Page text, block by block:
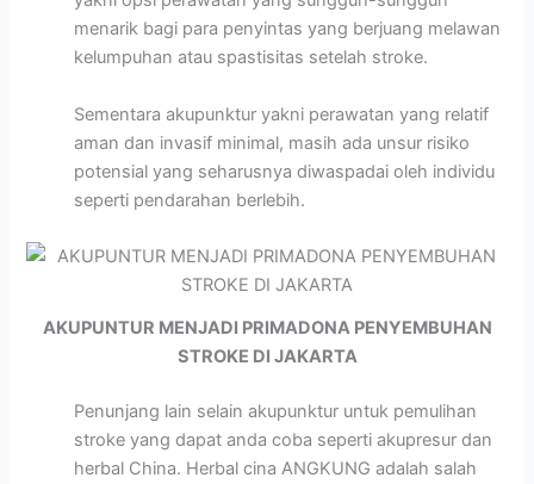
menarik bagi para penyintas yang berjuang melawan
kelumpuhan atau spastisitas setelah stroke.
Sementara akupunktur yakni perawatan yang relatif
aman dan invasif minimal, masih ada unsur risiko
potensial yang seharusnya diwaspadai oleh individu
seperti pendarahan berlebih.
AKUPUNTUR MENJADI PRIMADONA PENYEMBUHAN
STROKE DI JAKARTA
Penunjang lain selain akupunktur untuk pemulihan
stroke yang dapat anda coba seperti akupresur dan
herbal China. Herbal cina ANGKUNG adalah salah